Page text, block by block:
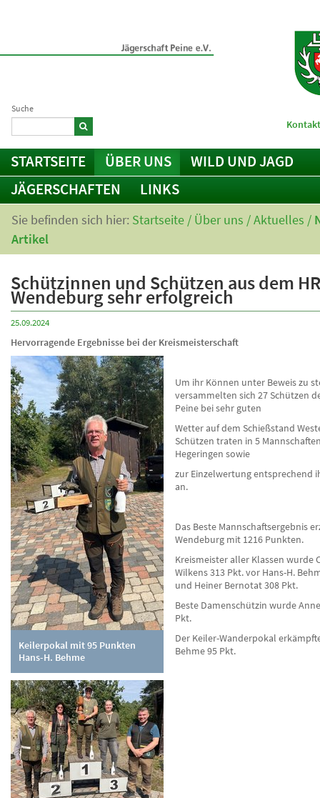
Suche
STARTSEITE ÜBER UNS
WILD UND JAGD
JÄGERSCHAFTEN
LINKS
Sie befinden sich hier: Startseite / Über uns /Aktuelles /
Artikel
Schützinnen und Schützen aus dem HR
Wendeburg sehr erfolgreich
25.09.2024
Hervorragende Ergebnisse bei der Kreismeisterschaft
Keilerpokal mit 95 Punkten
Hans-H. Behme
Um ihr Können unter Beweis zu
versammelten sich 27 Schützen
Peine bei sehr guten
Wetter auf dem Schießstand
Schützen traten in 5
Hegeringen sowie
zur Einzelwertung entsprechend
an.
Das Beste Mannschaftsergebnis
Wendeburg mit 1216 Punkten.
Kreismeister aller Klassen wurde
Wilkens 313 Pkt. vor Hans-H.
und Heiner Bernotat 308 Pkt.
Beste Damenschützin wurde
Pkt.
Der Keiler-Wanderpokal
Behme 95 Pkt.